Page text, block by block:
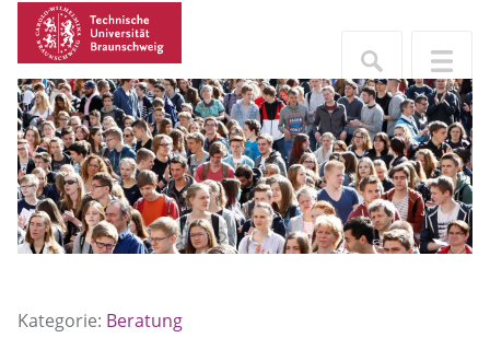
Kategorie: Beratung